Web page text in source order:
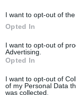
I want to opt-out of
Opted In
I want to opt-out of
Advertising.
Opted In
I want to opt-out of
of my Personal Data
was collected.